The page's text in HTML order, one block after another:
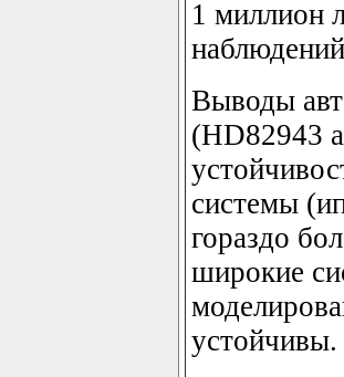
1 миллион
Выводы
(HD82943
системы
гораздо
широкие
устойчивы.